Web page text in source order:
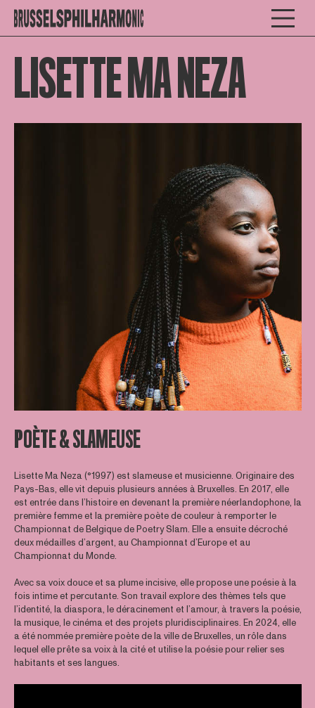
LISETTE MA NEZA
POÈTE & SLAMEUSE
Lisette Ma Neza (°1997) est slameuse et musicienne. Originaire des
Pays-Bas, elle vit depuis plusieurs années à Bruxelles. En 2017, elle
est entrée dans l’histoire en devenant la première néerlandophone, la
première femme et la première poète de couleur à remporter le
Championnat de Belgique de Poetry Slam. Elle a ensuite décroché
deux médailles d’argent, au Championnat d’Europe et au
Championnat du Monde.
Avec sa voix douce et sa plume incisive, elle propose une poésie à la
fois intime et percutante. Son travail explore des thèmes tels que
l’identité, la diaspora, le déracinement et l’amour, à travers la poésie,
la musique, le cinéma et des projets pluridisciplinaires. En 2024, elle
a été nommée première poète de la ville de Bruxelles, un rôle dans
lequel elle prête sa voix à la cité et utilise la poésie pour relier ses
habitants et ses langues.